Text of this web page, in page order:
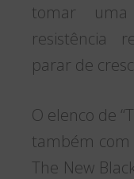
tomar
resistência
parar de
O elenco de
também com
The New